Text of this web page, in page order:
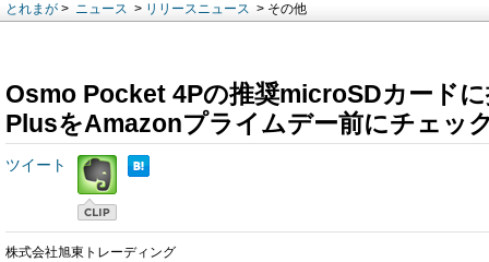
とれまが > ニュース > リリースニュース > その他
Osmo Pocket 4Pの推奨microSDカード
PlusをAmazonプライムデー前にチェッ
ツイート
株式会社旭東トレーディング